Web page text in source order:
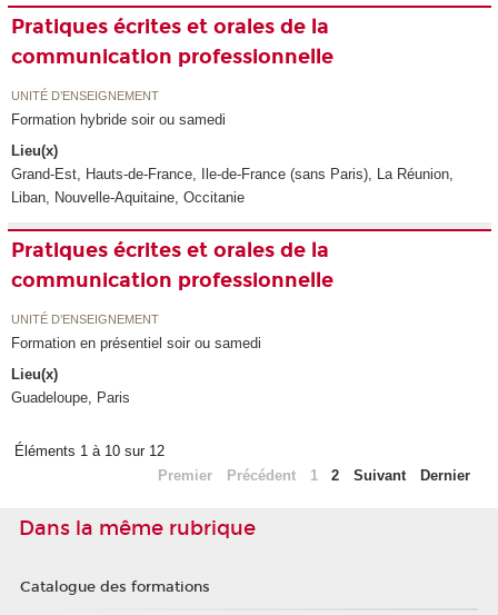
Pratiques écrites et orales de la
communication professionnelle
UNITÉ D’ENSEIGNEMENT
Formation hybride soir ou samedi
Lieu(x)
Grand-Est, Hauts-de-France, Ile-de-France (sans Paris), La Réunion,
Liban, Nouvelle-Aquitaine, Occitanie
Pratiques écrites et orales de la
communication professionnelle
UNITÉ D’ENSEIGNEMENT
Formation en présentiel soir ou samedi
Lieu(x)
Guadeloupe, Paris
Éléments 1 à 10 sur 12
Premier
Précédent 1 2 Suivant Dernier
Dans la même rubrique
Catalogue des formations